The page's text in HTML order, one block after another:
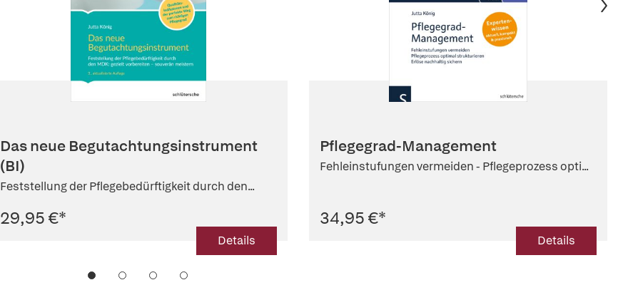
Das neue Begutachtungsinstrument
(BI)
Feststellung der Pflegebedürftigkeit durch den...
29,95 €*
Details
Pflegegrad-Management
Fehleinstufungen vermeiden - Pflegeprozess opti...
34,95 €*
Details